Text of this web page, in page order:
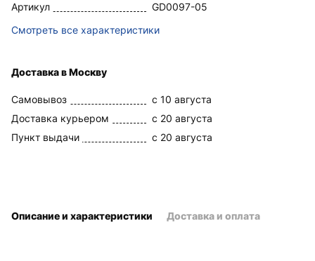
Артикул
GD0097-05
Смотреть все характеристики
Доставка в Москву
Самовывоз
c 10 августа
Доставка курьером
c 20 августа
Пункт выдачи
c 20 августа
Описание и характеристики Доставка и оплата